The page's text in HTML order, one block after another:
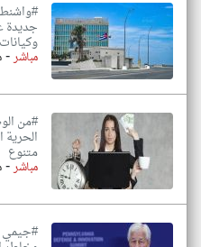
جديدة
مباشر-
#من
الحرية
متنوع
مباشر-
#جيمي